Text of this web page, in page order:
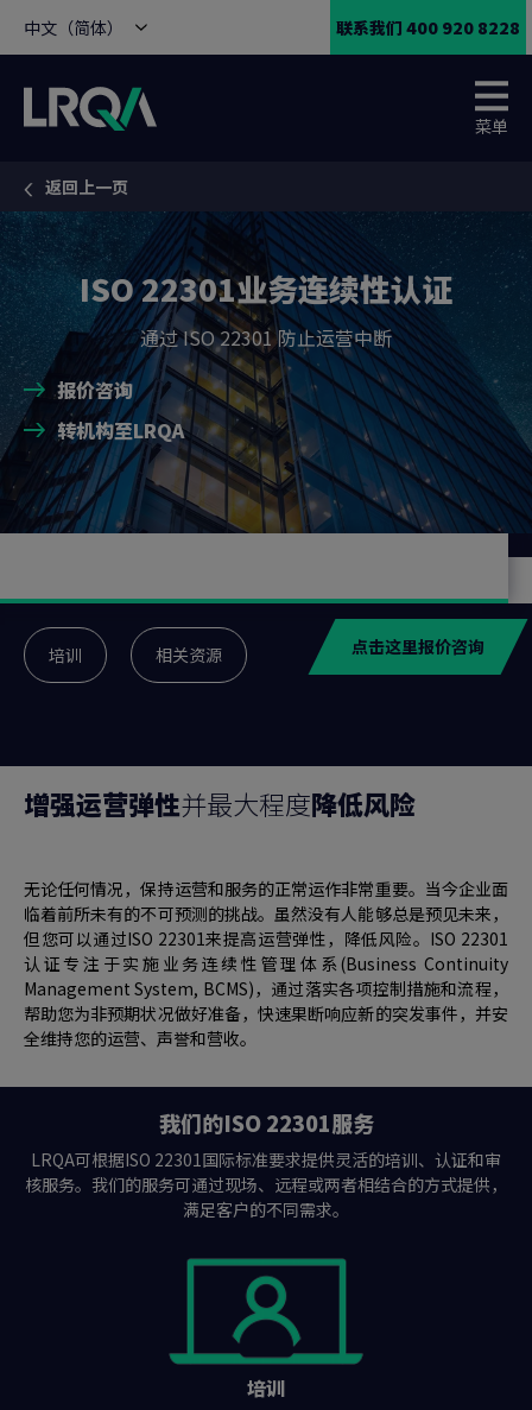
中文（简体） 联系我们 400 920 8228
菜单
You are here:
返回上一页
ISO 22301业务连续性认证
通过 ISO 22301 防止运营中断
报价咨询
转机构至LRQA
点击这里报价咨询
培训 相关资源
增强运营弹性并最大程度降低风险
无论任何情况，保持运营和服务的正常运作非常重要。当今企业面
临着前所未有的不可预测的挑战。虽然没有人能够总是预见未来，
但您可以通过ISO 22301来提高运营弹性，降低风险。ISO 22301
认证专注于实施业务连续性管理体系(Business Continuity
Management System, BCMS)，通过落实各项控制措施和流程，
帮助您为非预期状况做好准备，快速果断响应新的突发事件，并安
全维持您的运营、声誉和营收。
我们的ISO 22301服务
LRQA可根据ISO 22301国际标准要求提供灵活的培训、认证和审
核服务。我们的服务可通过现场、远程或两者相结合的方式提供，
满足客户的不同需求。
培训